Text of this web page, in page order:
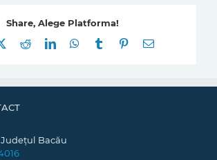
Share, Alege Platforma!
RedditLinkedInWhatsApp
Tumblr Pinterest
E-
Bacău